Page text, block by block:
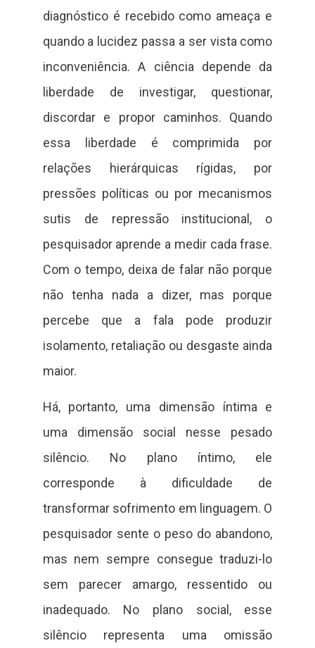
diagnóstico é recebido como ameaça e
quando a lucidez passa a ser vista como
inconveniência. A ciência depende da
liberdade de investigar, questionar,
discordar e propor caminhos. Quando
essa liberdade é comprimida por
relações hierárquicas rígidas, por
pressões políticas ou por mecanismos
sutis de repressão institucional, o
pesquisador aprende a medir cada frase.
Com o tempo, deixa de falar não porque
não tenha nada a dizer, mas porque
percebe que a fala pode produzir
isolamento, retaliação ou desgaste ainda
maior.
Há, portanto, uma dimensão íntima e
uma dimensão social nesse pesado
silêncio. No plano íntimo, ele
corresponde à dificuldade de
transformar sofrimento em linguagem. O
pesquisador sente o peso do abandono,
mas nem sempre consegue traduzi-lo
sem parecer amargo, ressentido ou
inadequado. No plano social, esse
silêncio representa uma omissão